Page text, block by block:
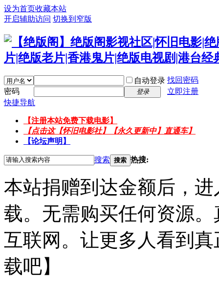
设为首页收藏本站
开启辅助访问 切换到窄版
自动登录 找回密码
密码
登录
立即注册
快捷导航
【注册本站免费下载电影】
【点击这【怀旧电影社】【永久更新中】直通车】
【论坛声明】
搜索 搜索 热搜:
本站捐赠到达金额后，
载。无需购买任何资源
互联网。让更多人看到
载吧】